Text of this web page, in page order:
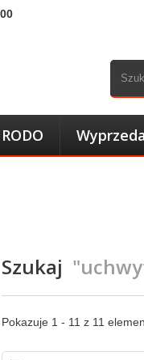
RODO
Szukaj
Pokazuje 1 - 11 z 11